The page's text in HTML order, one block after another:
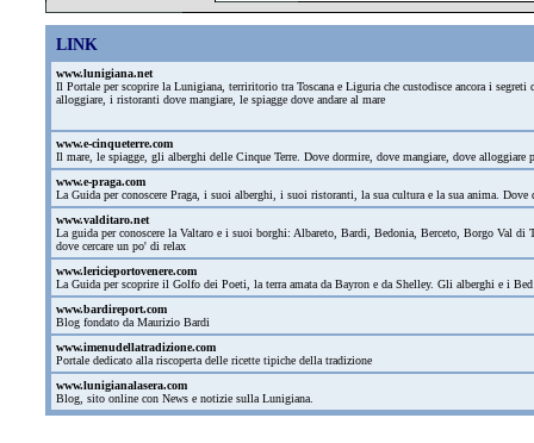
LINK
www.lunigiana.net
Il Portale per scoprire la Lunigiana, terriritorio tra Toscana e Liguria che custodisce ancora i
alloggiare, i ristoranti dove mangiare, le spiagge dove andare al mare
www.e-cinqueterre.com
Il mare, le spiagge, gli alberghi delle Cinque Terre. Dove dormire, dove mangiare, dove alloggiare
www.e-praga.com
La Guida per conoscere Praga, i suoi alberghi, i suoi ristoranti, la sua cultura e la sua anima.
www.valditaro.net
La guida per conoscere la Valtaro e i suoi borghi: Albareto, Bardi, Bedonia, Berceto, Borgo Val
dove cercare un po' di relax
www.lericieportovenere.com
La Guida per scoprire il Golfo dei Poeti, la terra amata da Bayron e da Shelley. Gli alberghi e i
www.bardireport.com
Blog fondato da Maurizio Bardi
www.imenudellatradizione.com
Portale dedicato alla riscoperta delle ricette tipiche della tradizione
www.lunigianalasera.com
Blog, sito online con News e notizie sulla Lunigiana.